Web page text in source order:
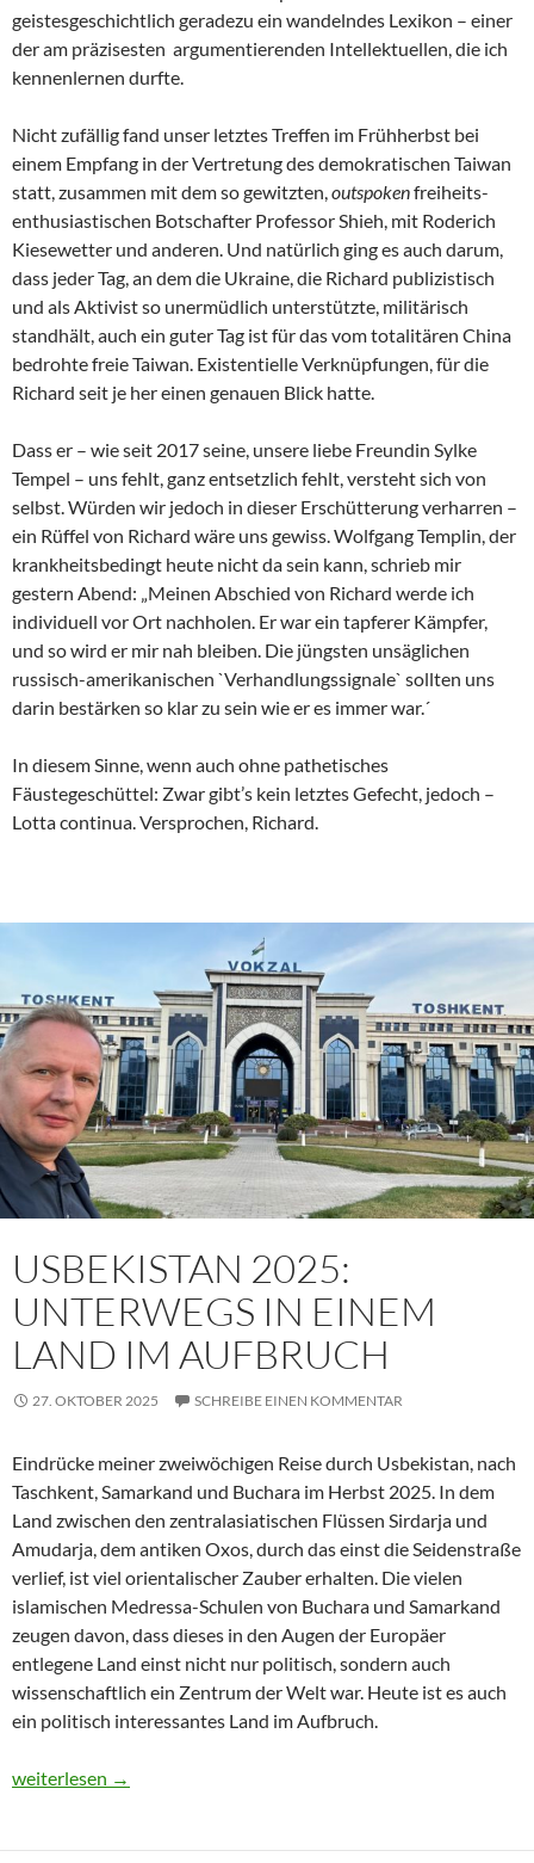
geistesgeschichtlich geradezu ein wandelndes Lexikon – einer
der am präzisesten argumentierenden Intellektuellen, die ich
kennenlernen durfte.
Nicht zufällig fand unser letztes Treffen im Frühherbst bei
einem Empfang in der Vertretung des demokratischen Taiwan
statt, zusammen mit dem so gewitzten,outspokenfreiheits-
enthusiastischen Botschafter Professor Shieh, mit Roderich
Kiesewetter und anderen. Und natürlich ging es auch darum,
dass jeder Tag, an dem die Ukraine, die Richard publizistisch
und als Aktivist so unermüdlich unterstützte, militärisch
standhält, auch ein guter Tag ist für das vom totalitären China
bedrohte freie Taiwan. Existentielle Verknüpfungen, für die
Richard seit je her einen genauen Blick hatte.
Dass er – wie seit 2017 seine, unsere liebe Freundin Sylke
Tempel – uns fehlt, ganz entsetzlich fehlt, versteht sich von
selbst. Würden wir jedoch in dieser Erschütterung verharren –
ein Rüffel von Richard wäre uns gewiss. Wolfgang Templin, der
krankheitsbedingt heute nicht da sein kann, schrieb mir
gestern Abend: „Meinen Abschied von Richard werde ich
individuell vor Ort nachholen. Er war ein tapferer Kämpfer,
und so wird er mir nah bleiben. Die jüngsten unsäglichen
russisch-amerikanischen `Verhandlungssignale` sollten uns
darin bestärken so klar zu sein wie er es immer war.´
In diesem Sinne, wenn auch ohne pathetisches
Fäustegeschüttel: Zwar gibt’s kein letztes Gefecht, jedoch –
Lotta continua. Versprochen, Richard.
USBEKISTAN 2025:
UNTERWEGS IN EINEM
LAND IM AUFBRUCH
27. OKTOBER 2025 SCHREIBE EINEN KOMMENTAR
Eindrücke meiner zweiwöchigen Reise durch Usbekistan, nach
Taschkent, Samarkand und Buchara im Herbst 2025. In dem
Land zwischen den zentralasiatischen Flüssen Sirdarja und
Amudarja, dem antiken Oxos, durch das einst die Seidenstraße
verlief, ist viel orientalischer Zauber erhalten. Die vielen
islamischen Medressa-Schulen von Buchara und Samarkand
zeugen davon, dass dieses in den Augen der Europäer
entlegene Land einst nicht nur politisch, sondern auch
wissenschaftlich ein Zentrum der Welt war. Heute ist es auch
ein politisch interessantes Land im Aufbruch.
Usbekistan 2025: Unterwegs in einem Land im Aufbruch
weiterlesen →